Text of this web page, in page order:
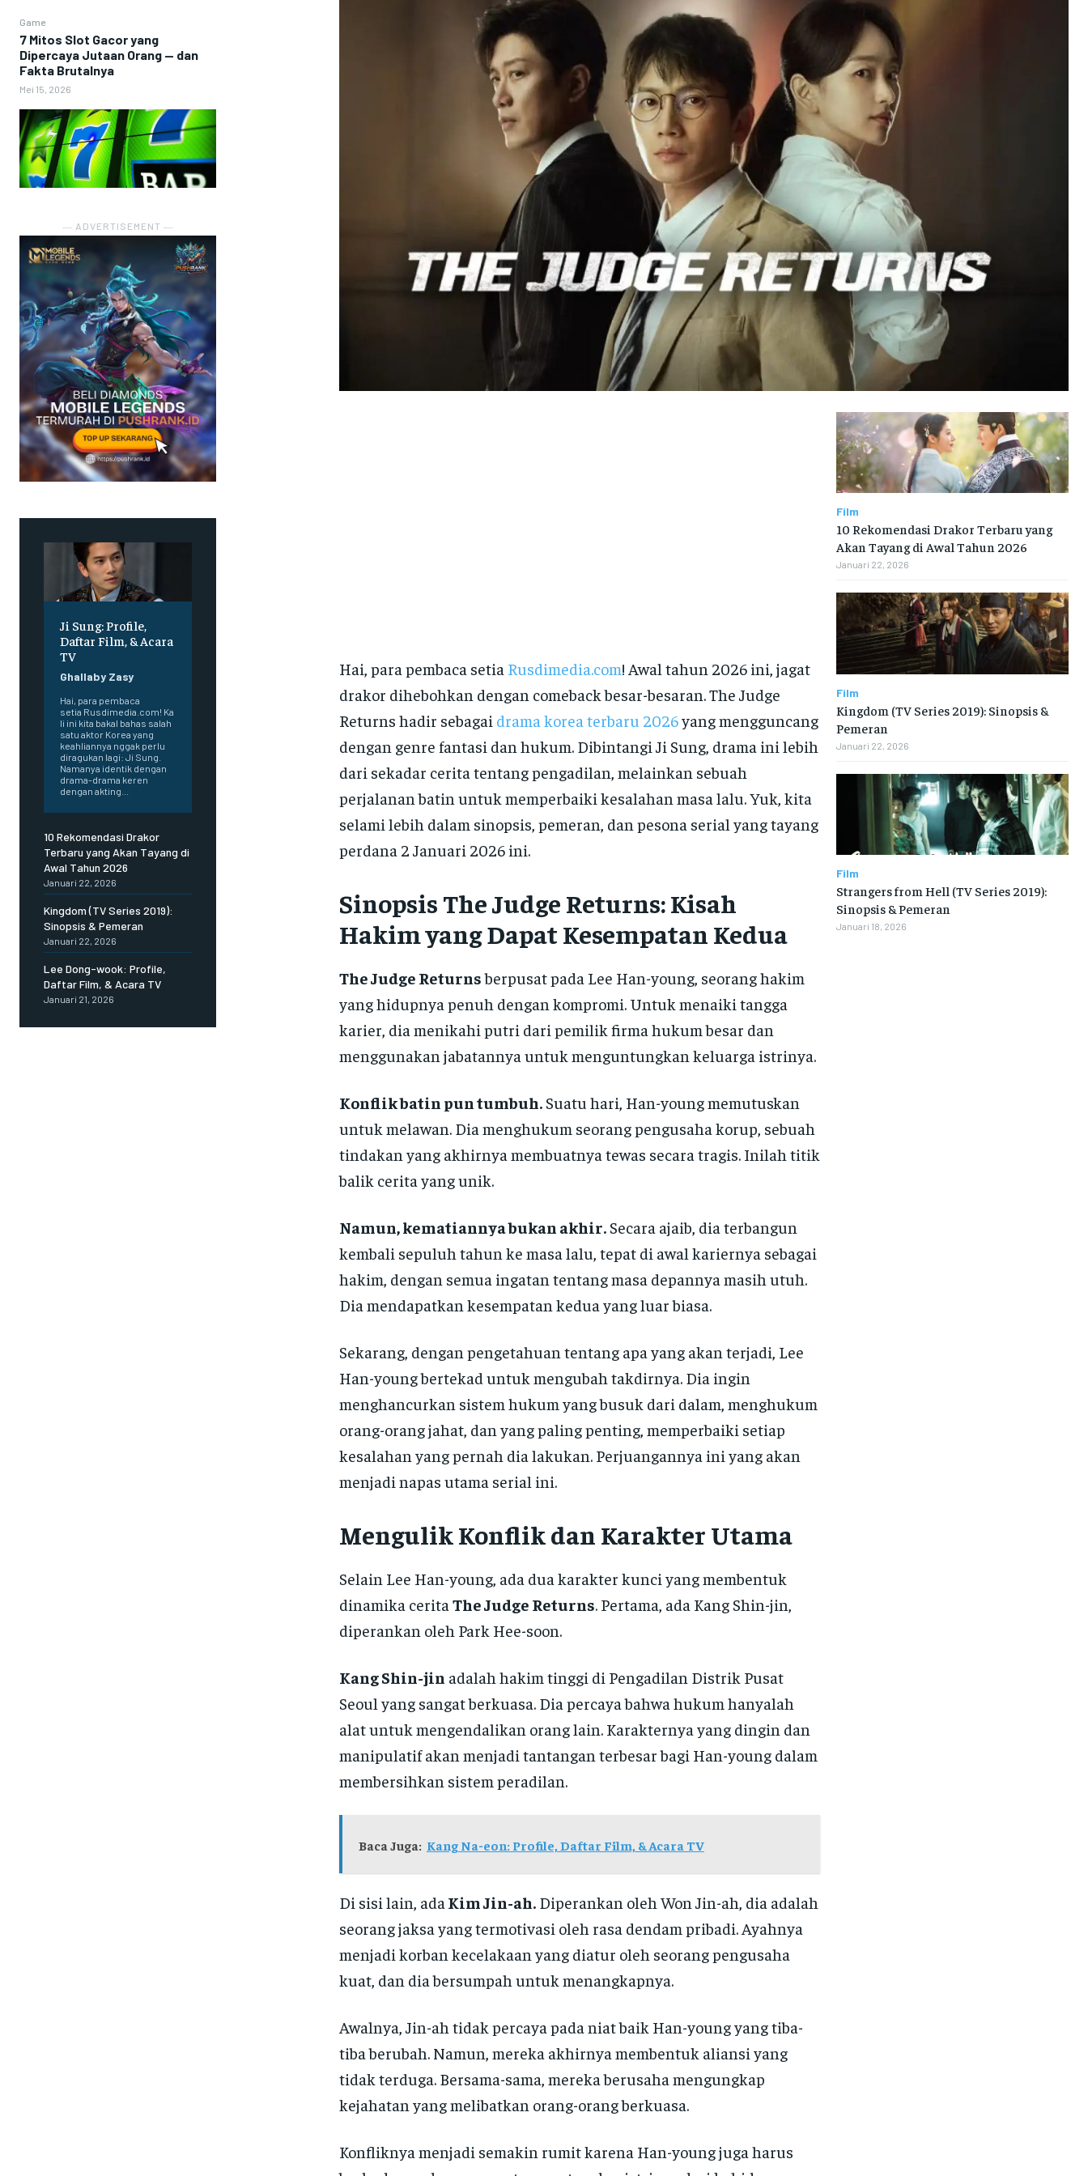
Game
7 Mitos Slot Gacor yang
Dipercaya Jutaan Orang — dan
Fakta Brutalnya
Mei 15, 2026
― ADVERTISEMENT ―
Ji Sung: Profile,
Daftar Film, & Acara
TV
Ghallaby Zasy
Hai, para pembaca
setia Rusdimedia.com! Ka
li ini kita bakal bahas salah
satu aktor Korea yang
keahliannya nggak perlu
diragukan lagi: Ji Sung.
Namanya identik dengan
drama-drama keren
dengan akting...
10 Rekomendasi Drakor
Terbaru yang Akan Tayang di
Awal Tahun 2026
Januari 22, 2026
Kingdom (TV Series 2019):
Sinopsis & Pemeran
Januari 22, 2026
Lee Dong-wook: Profile,
Daftar Film, & Acara TV
Januari 21, 2026
Hai, para pembaca setia Rusdimedia.com! Awal tahun 2026 ini, jagat
drakor dihebohkan dengan comeback besar-besaran. The Judge
Returns hadir sebagai drama korea terbaru 2026yang mengguncang
dengan genre fantasi dan hukum. Dibintangi Ji Sung, drama ini lebih
dari sekadar cerita tentang pengadilan, melainkan sebuah
perjalanan batin untuk memperbaiki kesalahan masa lalu. Yuk, kita
selami lebih dalam sinopsis, pemeran, dan pesona serial yang tayang
perdana 2 Januari 2026 ini.
Sinopsis The Judge Returns: Kisah
Hakim yang Dapat Kesempatan Kedua
The Judge Returnsberpusat pada Lee Han-young, seorang hakim
yang hidupnya penuh dengan kompromi. Untuk menaiki tangga
karier, dia menikahi putri dari pemilik firma hukum besar dan
menggunakan jabatannya untuk menguntungkan keluarga istrinya.
Konflik batin pun tumbuh.Suatu hari, Han-young memutuskan
untuk melawan. Dia menghukum seorang pengusaha korup, sebuah
tindakan yang akhirnya membuatnya tewas secara tragis. Inilah titik
balik cerita yang unik.
Namun, kematiannya bukan akhir.Secara ajaib, dia terbangun
kembali sepuluh tahun ke masa lalu, tepat di awal kariernya sebagai
hakim, dengan semua ingatan tentang masa depannya masih utuh.
Dia mendapatkan kesempatan kedua yang luar biasa.
Sekarang, dengan pengetahuan tentang apa yang akan terjadi, Lee
Han-young bertekad untuk mengubah takdirnya. Dia ingin
menghancurkan sistem hukum yang busuk dari dalam, menghukum
orang-orang jahat, dan yang paling penting, memperbaiki setiap
kesalahan yang pernah dia lakukan. Perjuangannya ini yang akan
menjadi napas utama serial ini.
Mengulik Konflik dan Karakter Utama
Selain Lee Han-young, ada dua karakter kunci yang membentuk
dinamika cerita The Judge Returns. Pertama, ada Kang Shin-jin,
diperankan oleh Park Hee-soon.
Kang Shin-jin adalah hakim tinggi di Pengadilan Distrik Pusat
Seoul yang sangat berkuasa. Dia percaya bahwa hukum hanyalah
alat untuk mengendalikan orang lain. Karakternya yang dingin dan
manipulatif akan menjadi tantangan terbesar bagi Han-young dalam
membersihkan sistem peradilan.
Baca Juga: Kang Na-eon: Profile, Daftar Film, & Acara TV
Di sisi lain, ada Kim Jin-ah.Diperankan oleh Won Jin-ah, dia adalah
seorang jaksa yang termotivasi oleh rasa dendam pribadi. Ayahnya
menjadi korban kecelakaan yang diatur oleh seorang pengusaha
kuat, dan dia bersumpah untuk menangkapnya.
Awalnya, Jin-ah tidak percaya pada niat baik Han-young yang tiba-
tiba berubah. Namun, mereka akhirnya membentuk aliansi yang
tidak terduga. Bersama-sama, mereka berusaha mengungkap
kejahatan yang melibatkan orang-orang berkuasa.
Konfliknya menjadi semakin rumit karena Han-young juga harus
Film
10 Rekomendasi Drakor Terbaru yang
Akan Tayang di Awal Tahun 2026
Januari 22, 2026
Film
Kingdom (TV Series 2019): Sinopsis &
Pemeran
Januari 22, 2026
Film
Strangers from Hell (TV Series 2019):
Sinopsis & Pemeran
Januari 18, 2026